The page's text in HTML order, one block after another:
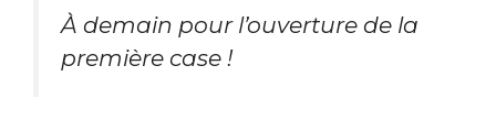
À demain pour l’ouverture de la
première case !